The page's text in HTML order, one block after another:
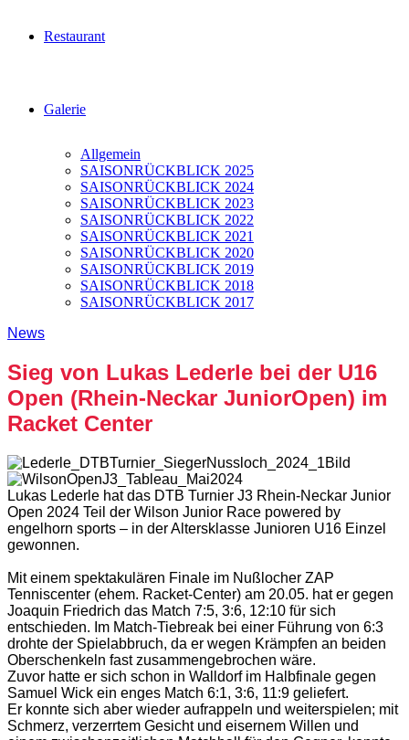
Restaurant
Galerie
Allgemein
SAISONRÜCKBLICK 2025
SAISONRÜCKBLICK 2024
SAISONRÜCKBLICK 2023
SAISONRÜCKBLICK 2022
SAISONRÜCKBLICK 2021
SAISONRÜCKBLICK 2020
SAISONRÜCKBLICK 2019
SAISONRÜCKBLICK 2018
SAISONRÜCKBLICK 2017
News
Sieg von Lukas Lederle bei der U16
Open (Rhein-Neckar JuniorOpen) im
Racket Center
Lukas Lederle hat das DTB Turnier J3 Rhein-Neckar Junior
Open 2024 Teil der Wilson Junior Race powered by
engelhorn sports – in der Altersklasse Junioren U16 Einzel
gewonnen.
Mit einem spektakulären Finale im Nußlocher ZAP
Tenniscenter (ehem. Racket-Center) am 20.05. hat er gegen
Joaquin Friedrich das Match 7:5, 3:6, 12:10 für sich
entschieden. Im Match-Tiebreak bei einer Führung von 6:3
drohte der Spielabbruch, da er wegen Krämpfen an beiden
Oberschenkeln fast zusammengebrochen wäre.
Zuvor hatte er sich schon in Walldorf im Halbfinale gegen
Samuel Wick ein enges Match 6:1, 3:6, 11:9 geliefert.
Er konnte sich aber wieder aufrappeln und weiterspielen; mit
Schmerz, verzerrtem Gesicht und eisernem Willen und